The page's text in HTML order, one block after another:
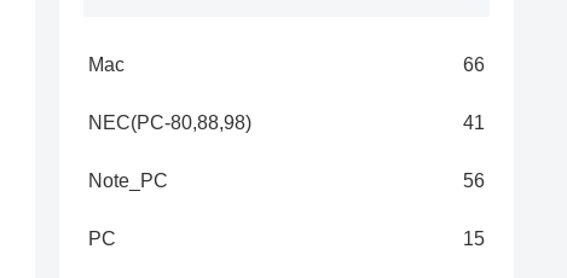
Mac 66
NEC(PC-80,88,98) 41
Note_PC 56
PC 15